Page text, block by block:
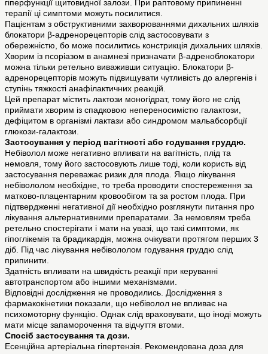
гіперфункції щитовидної залози. При раптовому припиненні
терапії ці симптоми можуть посилитися.
Пацієнтам з обструктивними захворюваннями дихальних шляхів
блокатори β-адренорецепторів слід застосовувати з
обережністю, бо може посилитись констрикція дихальних шляхів.
Хворим із псоріазом в анамнезі призначати β-адреноблокатори
можна тільки ретельно виваживши ситуацію. Блокатори β-
адренорецепторів можуть підвищувати чутливість до алергенів і
ступінь тяжкості анафілактичних реакцій.
Цей препарат містить лактози моногідрат, тому його не слід
приймати хворим із спадковою непереносимістю галактози,
дефіцитом в організмі лактази або синдромом мальабсорбції
глюкози-галактози.
Застосування у період вагітності або годування груддю.
Небіволол може негативно впливати на вагітність, плід та
немовля, тому його застосовують лише тоді, коли користь від
застосування переважає ризик для плода. Якщо лікування
небівололом необхідне, то треба проводити спостереження за
матково-плацентарним кровообігом та за ростом плода. При
підтвердженні негативної дії необхідно розглянути питання про
лікування альтернативними препаратами. За немовлям треба
ретельно спостерігати і мати на увазі, що такі симптоми, як
гіпоглікемія та брадикардія, можна очікувати протягом перших 3
діб. Під час лікування небівололом годування груддю слід
припинити.
Здатність впливати на швидкість реакції при керуванні
автотранспортом або іншими механізмами.
Відповідні дослідження не проводились. Дослідження з
фармакокінетики показали, що небіволол не впливає на
психомоторну функцію. Однак слід враховувати, що іноді можуть
мати місце запаморочення та відчуття втоми.
Спосіб застосування та дози.
Есенційна артеріальна гіпертензія. Рекомендована доза для